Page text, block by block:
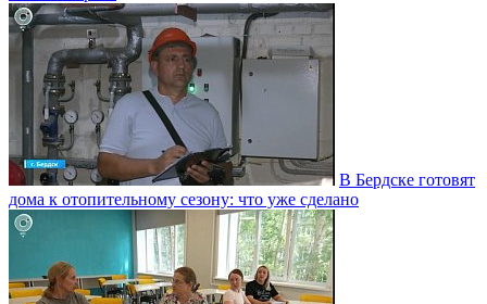
В Бердске готовят
дома к отопительному сезону: что уже сделано